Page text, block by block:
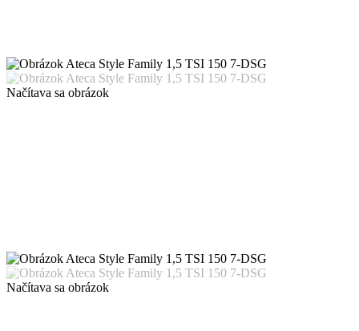
Načítava sa obrázok
Načítava sa obrázok